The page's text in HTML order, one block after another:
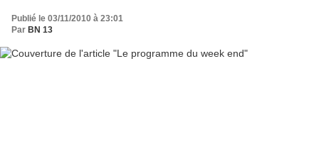
Publié le 03/11/2010 à 23:01
Par BN 13